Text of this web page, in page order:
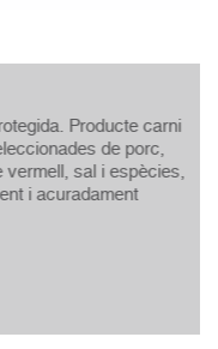
Producte carni
de porc,
sal i espècies,
i acuradament